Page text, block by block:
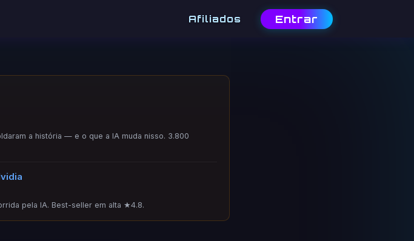
Afiliados Entrar
a história — e o que a IA muda nisso. 3.800
pela IA. Best-seller em alta ★4.8.